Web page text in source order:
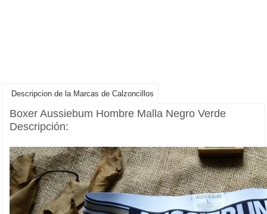
Descripcion de la Marcas de Calzoncillos
Boxer Aussiebum Hombre Malla Negro Verde
Descripción: